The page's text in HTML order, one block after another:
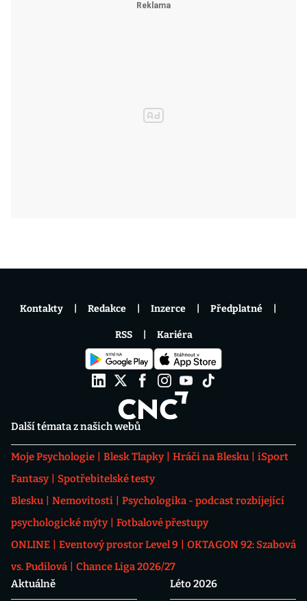
Další témata z našich webů
Moje Psychologie Blesk Tlapky Hráči na Blesku
iSport
Fantasy
Spotřebitelské testy
Blesku
Nemovitosti
Psychologika - podcast rozbíjející
psychologické mýty
Fotbalové přestupy
ONLINE
Eventový prostor Level 9
OKTAGON 92: Szabová
vs. Pudilová
Chance Liga 2026/27
Aktuálně
Léto 2026
Kontakty Redakce Inzerce Předplatné
RSS Kariéra